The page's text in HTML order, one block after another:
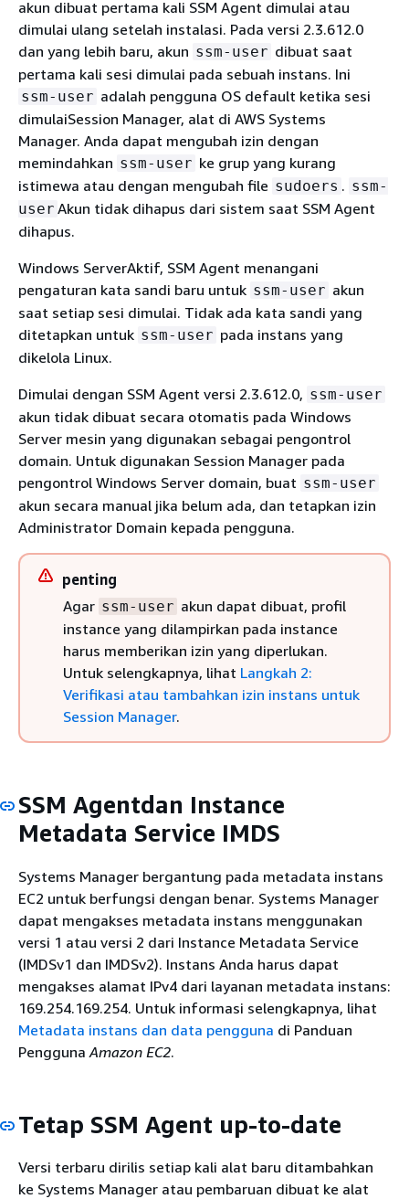
akun dibuat pertama kali SSM Agent dimulai atau
dimulai ulang setelah instalasi. Pada versi 2.3.612.0
dan yang lebih baru, akun ssm-user dibuat saat
pertama kali sesi dimulai pada sebuah instans. Ini
ssm-user adalah pengguna OS default ketika sesi
dimulaiSession Manager, alat di AWS Systems
Manager. Anda dapat mengubah izin dengan
memindahkan ssm-user ke grup yang kurang
istimewa atau dengan mengubah file sudoers . ssm-
user Akun tidak dihapus dari sistem saat SSM Agent
dihapus.
Windows ServerAktif, SSM Agent menangani
pengaturan kata sandi baru untuk ssm-user akun
saat setiap sesi dimulai. Tidak ada kata sandi yang
ditetapkan untuk ssm-user pada instans yang
dikelola Linux.
Dimulai dengan SSM Agent versi 2.3.612.0, ssm-user
akun tidak dibuat secara otomatis pada Windows
Server mesin yang digunakan sebagai pengontrol
domain. Untuk digunakan Session Manager pada
pengontrol Windows Server domain, buat ssm-user
akun secara manual jika belum ada, dan tetapkan izin
Administrator Domain kepada pengguna.
penting
Agar ssm-user akun dapat dibuat, profil
instance yang dilampirkan pada instance
harus memberikan izin yang diperlukan.
Untuk selengkapnya, lihat Langkah 2:
Verifikasi atau tambahkan izin instans untuk
Session Manager.
SSM Agentdan Instance
Metadata Service IMDS
Systems Manager bergantung pada metadata instans
EC2 untuk berfungsi dengan benar. Systems Manager
dapat mengakses metadata instans menggunakan
versi 1 atau versi 2 dari Instance Metadata Service
(IMDSv1 dan IMDSv2). Instans Anda harus dapat
mengakses alamat IPv4 dari layanan metadata instans:
169.254.169.254. Untuk informasi selengkapnya, lihat
Metadata instans dan data pengguna di Panduan
Pengguna Amazon EC2.
Tetap SSM Agent up-to-date
Versi terbaru dirilis setiap kali alat baru ditambahkan
ke Systems Manager atau pembaruan dibuat ke alat